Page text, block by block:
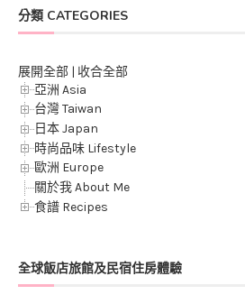
分類 CATEGORIES
展開全部 | 收合全部
亞洲 Asia
台灣 Taiwan
日本 Japan
時尚品味 Lifestyle
歐洲 Europe
關於我 About Me
食譜 Recipes
全球飯店旅館及民宿住房體驗